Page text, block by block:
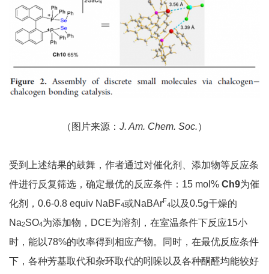
（图片来源： J. Am. Chem. Soc.）
受到上述结果的鼓舞，作者通过对催化剂、添加物等反应条
件进行反复筛选，确定最优的反应条件：15 mol% Ch9为催
化剂，0.6-0.8 equiv NaBF4或NaBArF
4 以及0.5g干燥的
Na2SO4为添加物，DCE为溶剂，在室温条件下反应15小
时，能以78%的收率得到相应产物。同时，在最优反应条件
下，各种芳基取代和杂环取代的吲哚以及各种酮醛均能较好